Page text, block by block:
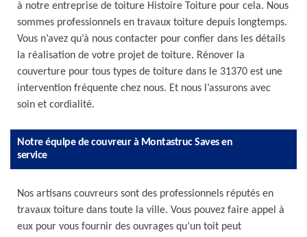
à notre entreprise de toiture Histoire Toiture pour cela. Nous
sommes professionnels en travaux toiture depuis longtemps.
Vous n’avez qu’à nous contacter pour confier dans les détails
la réalisation de votre projet de toiture. Rénover la
couverture pour tous types de toiture dans le 31370 est une
intervention fréquente chez nous. Et nous l’assurons avec
soin et cordialité.
Notre équipe de couvreur à Montastruc Saves en
service
Nos artisans couvreurs sont des professionnels réputés en
travaux toiture dans toute la ville. Vous pouvez faire appel à
eux pour vous fournir des ouvrages qu’un toit peut